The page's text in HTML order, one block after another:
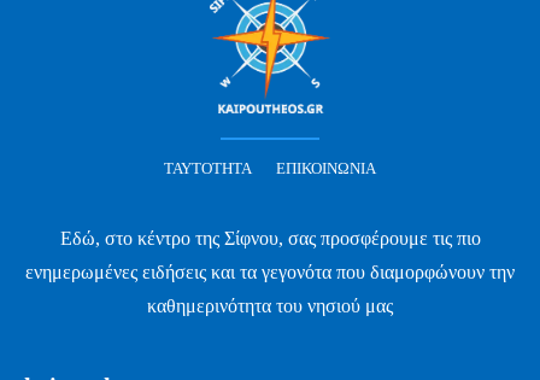
ΤΑΥΤΌΤΗΤΑ ΕΠΙΚΟΙΝΩΝΊΑ
Εδώ, στο κέντρο της Σίφνου, σας προσφέρουμε τις πιο
ενημερωμένες ειδήσεις και τα γεγονότα που διαμορφώνουν την
καθημερινότητα του νησιού μας